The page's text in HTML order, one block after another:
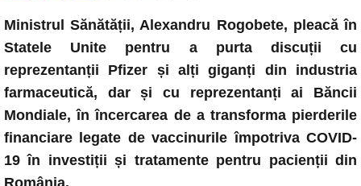
c
e
b
o
o
k
at
s
A
p
p
ss
e
n
g
er
p
y
Li
n
k
ail
Ministrul Sănătății, Alexandru Rogobete, pleacă în
Statele Unite pentru a purta discuții cu
reprezentanții Pfizer și alți giganți din industria
farmaceutică, dar și cu reprezentanți ai Băncii
Mondiale, în încercarea de a transforma pierderile
financiare legate de vaccinurile împotriva COVID-
19 în investiții și tratamente pentru pacienții din